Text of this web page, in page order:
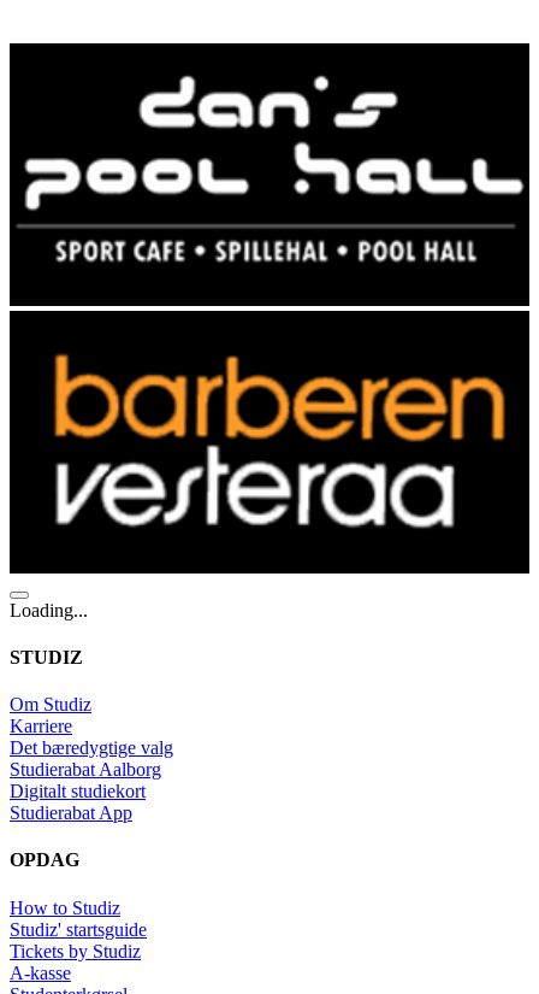
Loading...
STUDIZ
Om Studiz
Karriere
Det bæredygtige valg
Studierabat Aalborg
Digitalt studiekort
Studierabat App
OPDAG
How to Studiz
Studiz' startsguide
Tickets by Studiz
A-kasse